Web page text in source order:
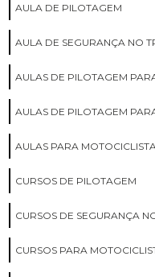
AULA DE PILOTAGEM
AULA DE SEGURANÇA NO
AULAS DE PILOTAGEM
AULAS DE PILOTAGEM
AULAS PARA
CURSOS DE PILOTAGEM
CURSOS DE SEGURANÇA
CURSOS PARA